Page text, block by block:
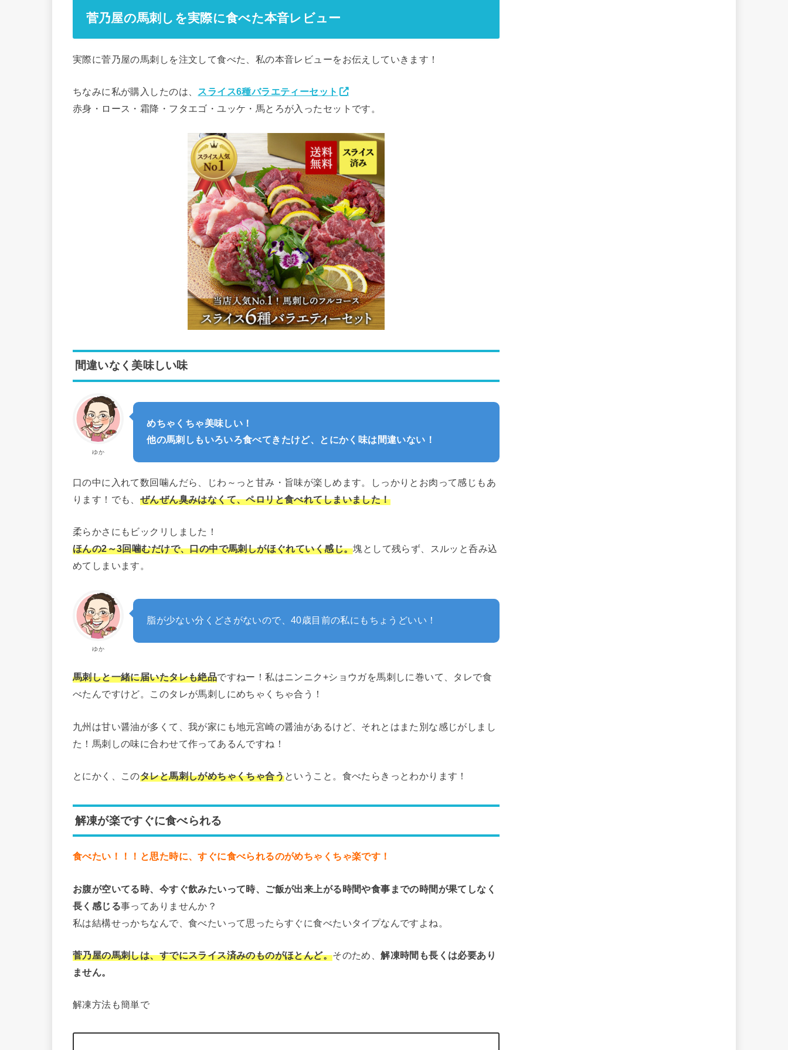
菅乃屋の馬刺しを実際に食べた本音レビュー
実際に菅乃屋の馬刺しを注文して食べた、私の本音レビューをお伝えしていきます！
ちなみに私が購入したのは、 スライス6種バラエティーセット
赤身・ロース・霜降・フタエゴ・ユッケ・馬とろが入ったセットです。
間違いなく美味しい味
ゆか
めちゃくちゃ美味しい！
他の馬刺しもいろいろ食べてきたけど、とにかく味は間違いない！
口の中に入れて数回噛んだら、じわ～っと甘み・旨味が楽しめます。しっかりとお肉って感じもあ
ります！でも、 ぜんぜん臭みはなくて、ペロリと食べれてしまいました！
柔らかさにもビックリしました！
ほんの2～3回噛むだけで、口の中で馬刺しがほぐれていく感じ。塊として残らず、スルッと呑み込
めてしまいます。
ゆか
脂が少ない分くどさがないので、40歳目前の私にもちょうどいい！
馬刺しと一緒に届いたタレも絶品ですねー！私はニンニク+ショウガを馬刺しに巻いて、タレで食
べたんですけど。このタレが馬刺しにめちゃくちゃ合う！
九州は甘い醤油が多くて、我が家にも地元宮崎の醤油があるけど、それとはまた別な感じがしまし
た！馬刺しの味に合わせて作ってあるんですね！
とにかく、このタレと馬刺しがめちゃくちゃ合うということ。食べたらきっとわかります！
解凍が楽ですぐに食べられる
食べたい！！！と思た時に、すぐに食べられるのがめちゃくちゃ楽です！
お腹が空いてる時、今すぐ飲みたいって時、ご飯が出来上がる時間や食事までの時間が果てしなく
長く感じる事ってありませんか？
私は結構せっかちなんで、食べたいって思ったらすぐに食べたいタイプなんですよね。
菅乃屋の馬刺しは、すでにスライス済みのものがほとんど。そのため、解凍時間も長くは必要あり
ません。
解凍方法も簡単で